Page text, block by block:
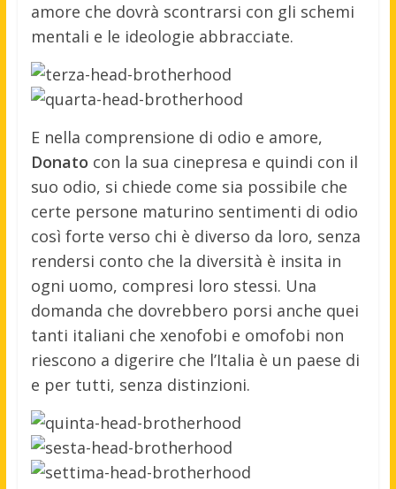
amore che dovrà scontrarsi con gli schemi
mentali e le ideologie abbracciate.
E nella comprensione di odio e amore,
Donato con la sua cinepresa e quindi con il
suo odio, si chiede come sia possibile che
certe persone maturino sentimenti di odio
così forte verso chi è diverso da loro, senza
rendersi conto che la diversità è insita in
ogni uomo, compresi loro stessi. Una
domanda che dovrebbero porsi anche quei
tanti italiani che xenofobi e omofobi non
riescono a digerire che l’Italia è un paese di
e per tutti, senza distinzioni.